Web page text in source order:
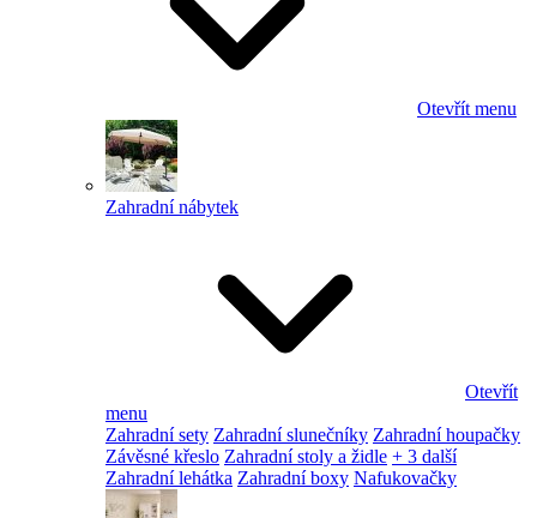
Otevřít menu
Zahradní nábytek
Otevřít
menu
Zahradní sety Zahradní slunečníky Zahradní houpačky
Závěsné křeslo Zahradní stoly a židle + 3 další
Zahradní lehátka Zahradní boxy Nafukovačky